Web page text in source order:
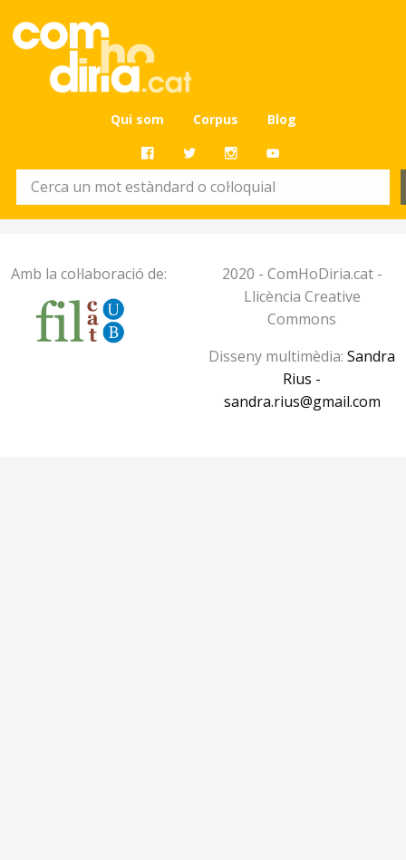
Qui som Corpus Blog
Amb la col·laboració de:
2020 - ComHoDiria.cat -
Llicència Creative
Commons
Disseny multimèdia: Sandra
Rius -
sandra.rius@gmail.com